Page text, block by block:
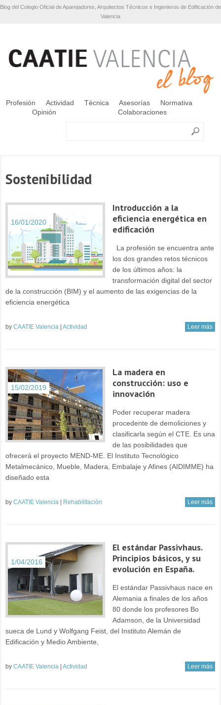
Blog del Colegio Oficial de Aparejadores, Arquitectos Técnicos e Ingenieros de Edificación de
Valencia
Profesión Actividad Técnica Asesorías
Normativa
Opinión
Colaboraciones
Sostenibilidad
16/01/2020
Introducción a la
eficiencia energética en
edificación
La profesión se encuentra ante
los dos grandes retos técnicos
de los últimos años: la
transformación digital del sector
de la construcción (BIM) y el aumento de las exigencias de la
eficiencia energética
byCAATIE Valencia |Actividad Leer más
15/02/2019
La madera en
construcción: uso e
innovación
Poder recuperar madera
procedente de demoliciones y
clasificarla según el CTE. Es una
de las posibilidades que
ofrecerá el proyecto MEND-ME. El Instituto Tecnológico
Metalmecánico, Mueble, Madera, Embalaje y Afines (AIDIMME) ha
diseñado esta
byCAATIE Valencia | Rehabilitación Leer más
1/04/2016
El estándar Passivhaus.
Principios básicos, y su
evolución en España.
El estándar Passivhaus nace en
Alemania a finales de los años
80 donde los profesores Bo
Adamson, de la Universidad
sueca de Lund y Wolfgang Feist, del Instituto Alemán de
Edificación y Medio Ambiente,
byCAATIE Valencia |Actividad Leer más